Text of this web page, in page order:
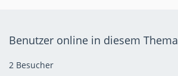
Benutzer online in diesem Thema
2 Besucher